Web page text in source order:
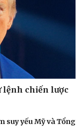
lệnh chiến lược
suy yếu Mỹ và Tổng